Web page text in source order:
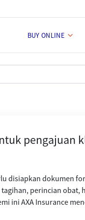
BUY ONLINE
klaim
pengajuan
disiapkan dokumen
perincian obat,
ini AXA Insurance